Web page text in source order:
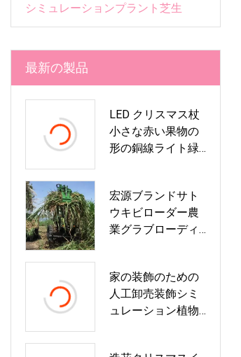
シミュレーションプラント芝生
最新の製品
LED クリスマス杖
小さな赤い果物の
形の銅線ライト緑
飾ライト
宏源ブランドサト
ウキビローダー農
業グラブローディ
家の装飾のための
人工卸売装飾シミ
ュレーション植物